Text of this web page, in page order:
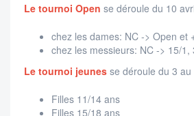
Le tournoi Open se déroule du 10
chez les dames: NC -> Open et
chez les messieurs: NC -> 15/
Le tournoi jeunes se déroule du 3
Filles 11/14 ans
Filles 15/18 ans